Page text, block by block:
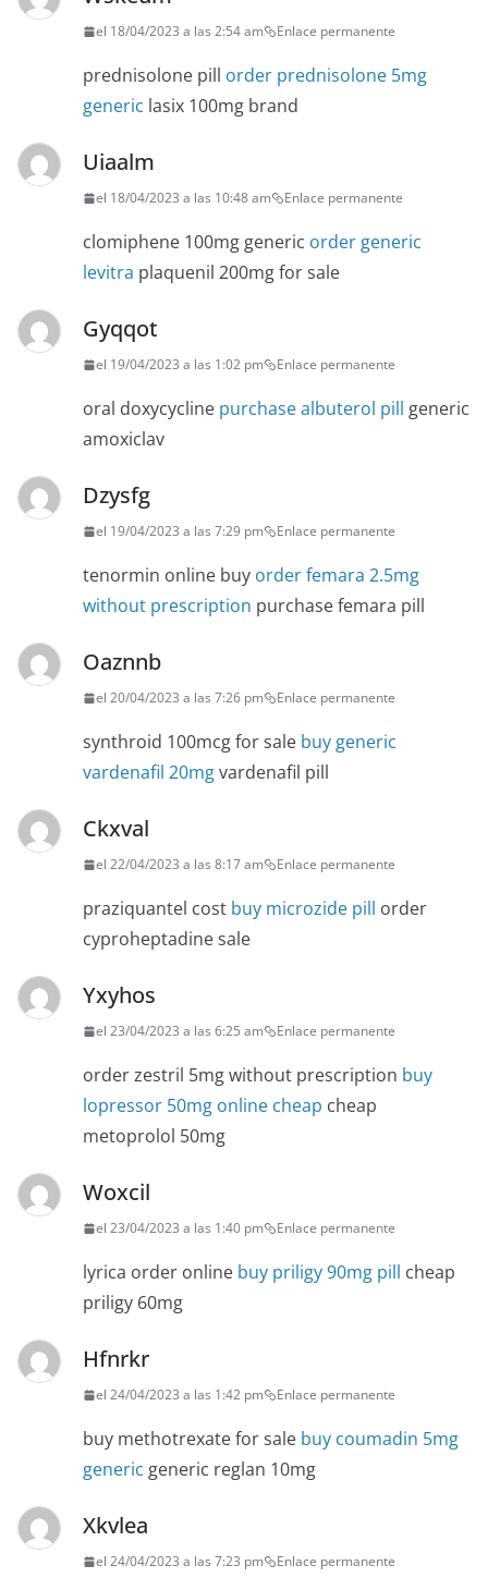
el 18/04/2023 a las 2:54 am Enlace permanente
prednisolone pill order prednisolone 5mg
generic lasix 100mg brand
Uiaalm
el 18/04/2023 a las 10:48 am Enlace permanente
clomiphene 100mg generic order generic
levitra plaquenil 200mg for sale
Gyqqot
el 19/04/2023 a las 1:02 pm Enlace permanente
oral doxycycline purchase albuterol pill generic
amoxiclav
Dzysfg
el 19/04/2023 a las 7:29 pm Enlace permanente
tenormin online buy order femara 2.5mg
without prescription purchase femara pill
Oaznnb
el 20/04/2023 a las 7:26 pm Enlace permanente
synthroid 100mcg for sale buy generic
vardenafil 20mgvardenafil pill
Ckxval
el 22/04/2023 a las 8:17 am Enlace permanente
praziquantel cost buy microzide pill order
cyproheptadine sale
Yxyhos
el 23/04/2023 a las 6:25 am Enlace permanente
order zestril 5mg without prescription buy
lopressor 50mg online cheap cheap
metoprolol 50mg
Woxcil
el 23/04/2023 a las 1:40 pm Enlace permanente
lyrica order online buy priligy 90mg pill cheap
priligy 60mg
Hfnrkr
el 24/04/2023 a las 1:42 pm Enlace permanente
buy methotrexate for sale buy coumadin 5mg
generic generic reglan 10mg
Xkvlea
el 24/04/2023 a las 7:23 pm Enlace permanente